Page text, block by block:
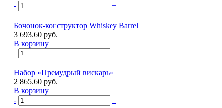
-
+
Бочонок-конструктор Whiskey Barrel
3 693.60 руб.
В корзину
-
+
Набор «Премудрый вискарь»
2 865.60 руб.
В корзину
-
+